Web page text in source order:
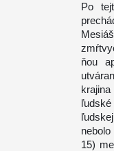
Po
ňou
15)